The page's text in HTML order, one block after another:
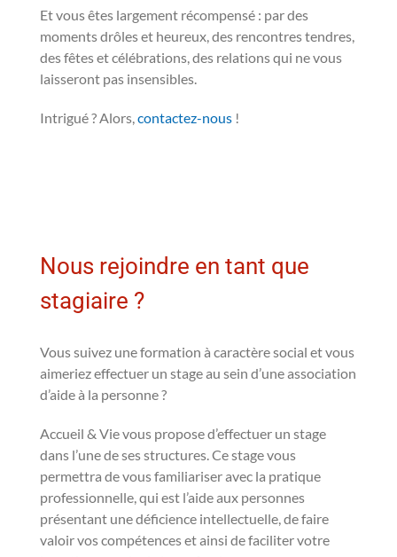
Et vous êtes largement récompensé : par des
moments drôles et heureux, des rencontres tendres,
des fêtes et célébrations, des relations qui ne vous
laisseront pas insensibles.
Intrigué ? Alors,contactez-nous!
Nous rejoindre en tant que
stagiaire ?
Vous suivez une formation à caractère social et vous
aimeriez effectuer un stage au sein d’une association
d’aide à la personne ?
Accueil & Vie vous propose d’effectuer un stage
dans l’une de ses structures. Ce stage vous
permettra de vous familiariser avec la pratique
professionnelle, qui est l’aide aux personnes
présentant une déficience intellectuelle, de faire
valoir vos compétences et ainsi de faciliter votre